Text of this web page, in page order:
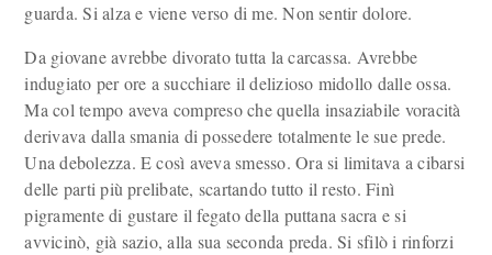
guarda. Si alza e viene verso di me. Non sentir dolore.
Da giovane avrebbe divorato tutta la carcassa. Avrebbe
indugiato per ore a succhiare il delizioso midollo dalle ossa.
Ma col tempo aveva compreso che quella insaziabile voracità
derivava dalla smania di possedere totalmente le sue prede.
Una debolezza. E così aveva smesso. Ora si limitava a cibarsi
delle parti più prelibate, scartando tutto il resto. Finì
pigramente di gustare il fegato della puttana sacra e si
avvicinò, già sazio, alla sua seconda preda. Si sfilò i rinforzi